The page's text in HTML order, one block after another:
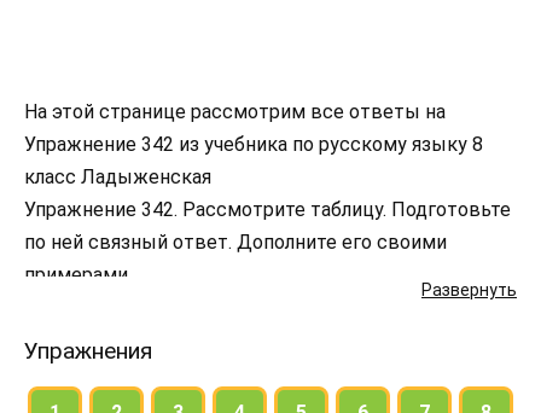
Развернуть
На этой странице рассмотрим все ответы на
Упражнение 342 из учебника по русскому языку 8
класс Ладыженская
Упражнение 342. Рассмотрите таблицу. Подготовьте
по ней связный ответ. Дополните его своими
примерами.
Упражнения